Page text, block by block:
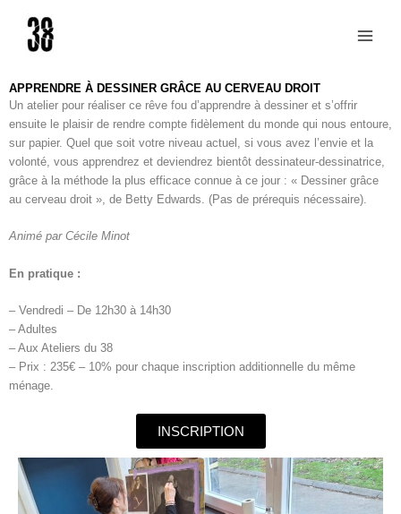
contenu
APPRENDRE À DESSINER GRÂCE AU CERVEAU DROIT
Un atelier pour réaliser ce rêve fou d’apprendre à dessiner et s’offrir
ensuite le plaisir de rendre compte fidèlement du monde qui nous entoure,
sur papier. Quel que soit votre niveau actuel, si vous avez l’envie et la
volonté, vous apprendrez et deviendrez bientôt dessinateur-dessinatrice,
grâce à la méthode la plus efficace connue à ce jour : « Dessiner grâce
au cerveau droit », de Betty Edwards. (Pas de prérequis nécessaire).
Animé par Cécile Minot
En pratique :
– Vendredi – De 12h30 à 14h30
– Adultes
– Aux Ateliers du 38
– Prix : 235€ – 10% pour chaque inscription additionnelle du même
ménage.
INSCRIPTION